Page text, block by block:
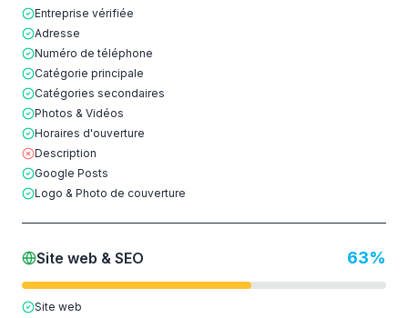
Entreprise vérifiée
Adresse
Numéro de téléphone
Catégorie principale
Catégories secondaires
Photos & Vidéos
Horaires d'ouverture
Description
Google Posts
Logo & Photo de couverture
Site web & SEO 63%
Site web